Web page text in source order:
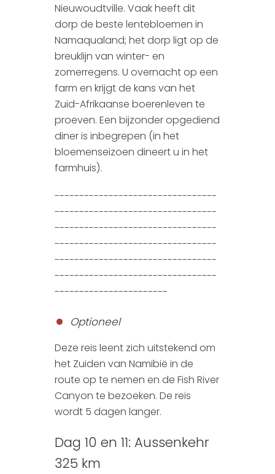
Nieuwoudtville. Vaak heeft dit
dorp de beste lentebloemen in
Namaqualand; het dorp ligt op de
breuklijn van winter- en
zomerregens. U overnacht op een
farm en krijgt de kans van het
Zuid-Afrikaanse boerenleven te
proeven. Een bijzonder opgediend
diner is inbegrepen (in het
bloemenseizoen dineert u in het
farmhuis).
---------------------------------
---------------------------------
---------------------------------
---------------------------------
---------------------------------
---------------------------------
-----------------------
Optioneel
Deze reis leent zich uitstekend om
het Zuiden van Namibië in de
route op te nemen en de Fish River
Canyon te bezoeken. De reis
wordt 5 dagen langer.
Dag 10 en 11: Aussenkehr
325 km